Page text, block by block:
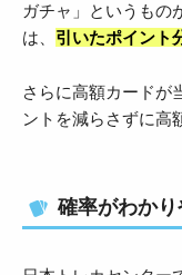
ガチャ」というもの
は、 引いたポイント
さらに高額カードが
ントを減らさずに高
確率がわか